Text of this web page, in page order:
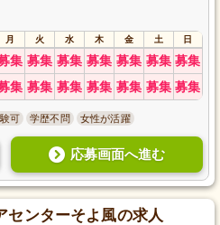
月 火 水 木 金 土 日
集 募集 募集 募集 募集 募集 募集
集 募集 募集 募集 募集 募集 募集
可 学歴不問 女性が活躍
応募画面へ進む
センターそよ風の求人